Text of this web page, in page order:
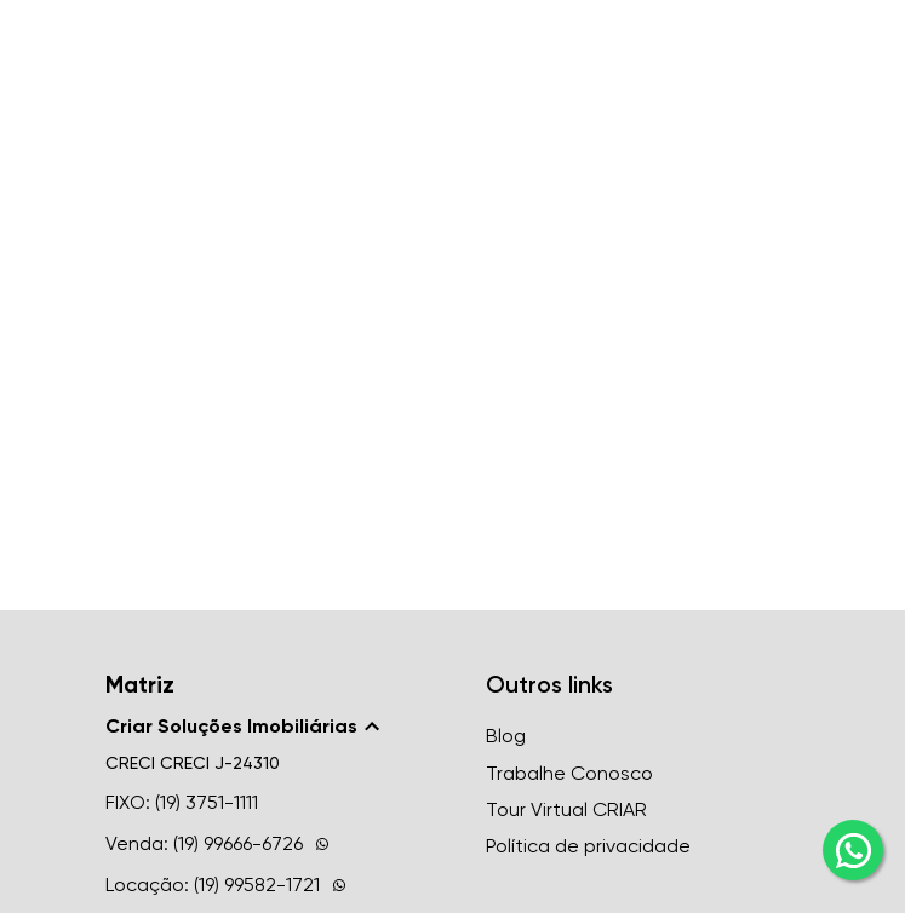
Matriz
Criar Soluções Imobiliárias
CRECI CRECI J-24310
FIXO: (19) 3751-1111
Venda: (19) 99666-6726
Locação: (19) 99582-1721
Outros links
Blog
Trabalhe Conosco
Tour Virtual CRIAR
Política de privacidade